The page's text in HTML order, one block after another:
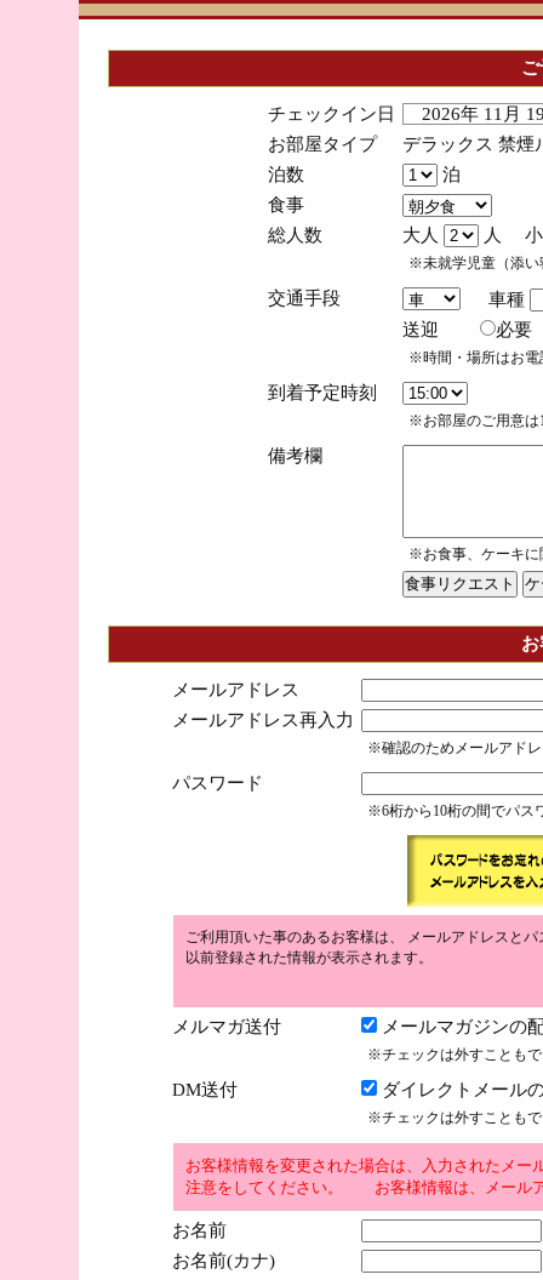
チェックイン日
2026年 11月
お部屋タイプ
デラックス 禁煙
泊数
泊
食事
総人数
大人 人 小
※未就学児童（添い
交通手段
車種
送迎
必
※時間・場所はお電
到着予定時刻
※お部屋のご用意は
備考欄
※お食事、ケーキに
メールアドレス
メールアドレス再入力
※確認のためメールアド
パスワード
※6桁から10桁の間でパス
ご利用頂いた事のあるお客様は、 メールアドレスと
以前登録された情報が表示されます。
メルマガ送付 メールマガジンの
※チェックは外すことも
DM送付 ダイレクトメール
※チェックは外すことも
お客様情報を変更された場合は、入力されたメ
注意をしてください。 お客様情報は、メール
お名前
お名前(カナ)